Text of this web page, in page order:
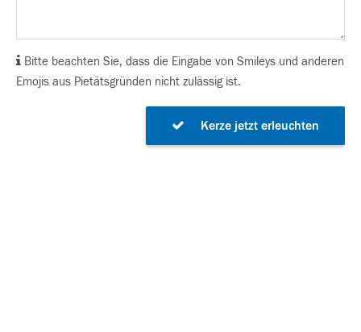
Bitte beachten Sie, dass die Eingabe von Smileys und anderen
Emojis aus Pietätsgründen nicht zulässig ist.
Kerze jetzt erleuchten